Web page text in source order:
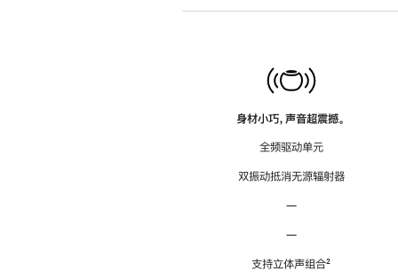
身材小巧，声音超震撼。
全频驱动单元
双振动抵消无源辐射器
—
—
支持立体声组合脚
²